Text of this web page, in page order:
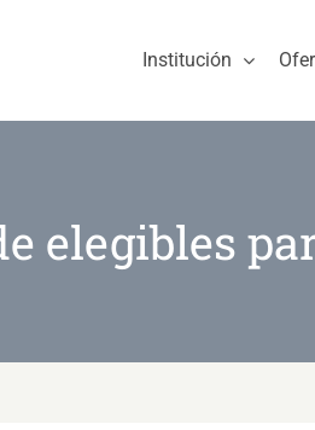
Institución
elegibles